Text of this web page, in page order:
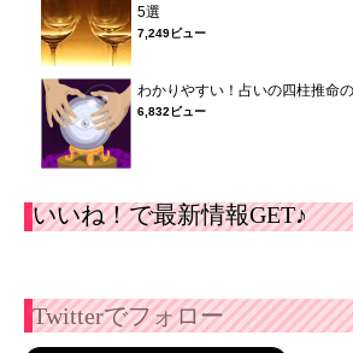
5選
7,249ビュー
わかりやすい！占いの四柱推命
6,832ビュー
いいね！で最新情報GET♪
Twitterでフォロー